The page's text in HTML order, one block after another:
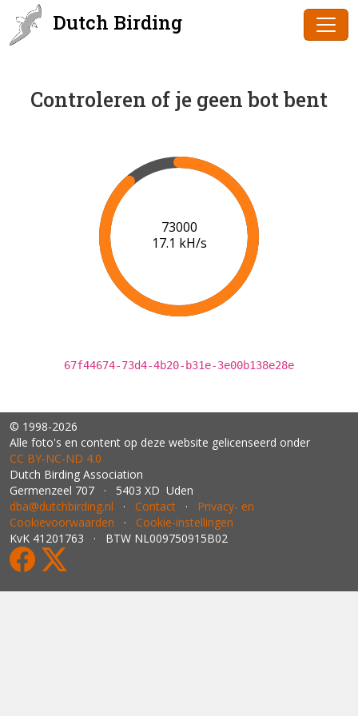
Dutch Birding
Controleren of je geen bot bent
75000
17.3 kH/s
67f44674-73d4-4b20-b31e-3e00b138e28e
© 1998-2026
Alle foto's en content op deze website gelicenseerd onder
CC BY‑NC‑ND 4.0
Dutch Birding Association
Germenzeel 707 · 5403 XD Uden
dba@dutchbirding.nl · Contact · Privacy- en
Cookievoorwaarden · Cookie-instellingen
KvK 41201763 · BTW NL009750915B02